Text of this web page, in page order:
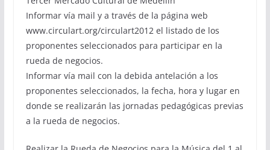
Informar vía mail y a través de la página web
www.circulart.org/circulart2012 el listado de los
proponentes seleccionados para participar en la
rueda de negocios.
Informar vía mail con la debida antelación a los
proponentes seleccionados, la fecha, hora y lugar en
donde se realizarán las jornadas pedagógicas previas
a la rueda de negocios.